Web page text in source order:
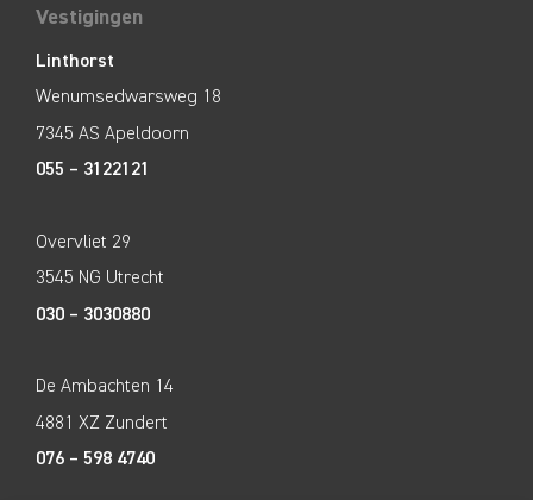
Vestigingen
Linthorst
Wenumsedwarsweg 18
7345 AS Apeldoorn
055 – 3122121
Overvliet 29
3545 NG Utrecht
030 – 3030880
De Ambachten 14
4881 XZ Zundert
076 – 598 4740